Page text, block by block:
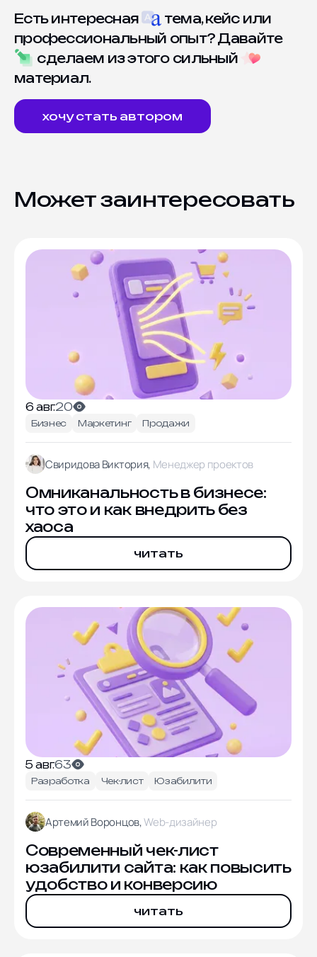
Есть интересная
тема, кейс или
профессиональный опыт? Давайте
сделаем из этого сильный
материал.
хочу стать автором
Может заинтересовать
6 авг.20
Бизнес Маркетинг Продажи
Свиридова Виктория, Менеджер проектов
Омниканальность в бизнесе:
что это и как внедрить без
хаоса
читать
5 авг.63
Разработка Чек-лист Юзабилити
Артемий Воронцов,Web-дизайнер
Современный чек-лист
юзабилити сайта: как повысить
удобство и конверсию
читать